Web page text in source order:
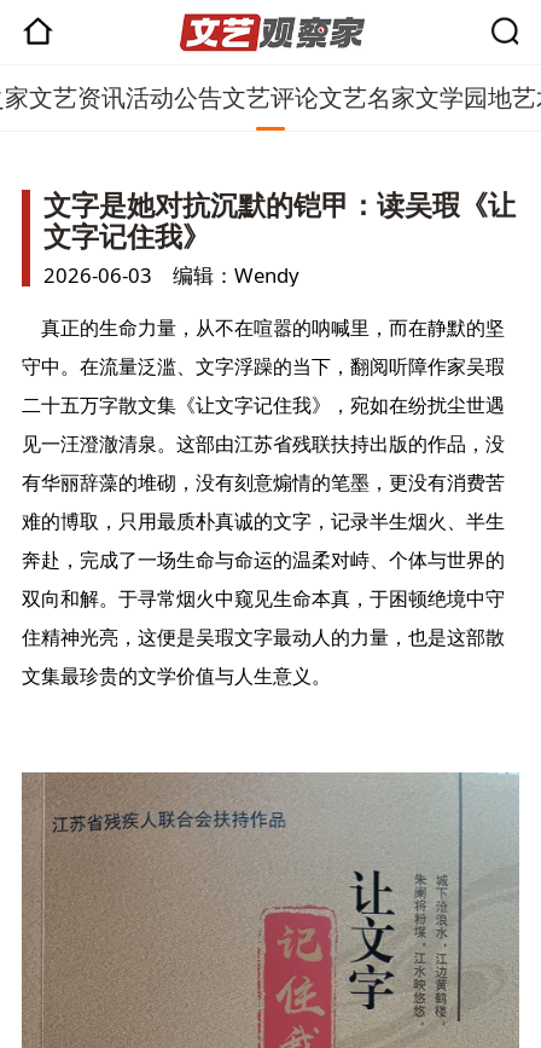
文艺资讯活动公告文艺评论文艺名家文学园地
文字是她对抗沉默的铠甲：读吴瑕《让
文字记住我》
2026-06-03 编辑：Wendy
真正的生命力量，从不在喧嚣的呐喊里，而在静默的坚
守中。在流量泛滥、文字浮躁的当下，翻阅听障作家吴瑕
二十五万字散文集《让文字记住我》，宛如在纷扰尘世遇
见一汪澄澈清泉。这部由江苏省残联扶持出版的作品，没
有华丽辞藻的堆砌，没有刻意煽情的笔墨，更没有消费苦
难的博取，只用最质朴真诚的文字，记录半生烟火、半生
奔赴，完成了一场生命与命运的温柔对峙、个体与世界的
双向和解。于寻常烟火中窥见生命本真，于困顿绝境中守
住精神光亮，这便是吴瑕文字最动人的力量，也是这部散
文集最珍贵的文学价值与人生意义。